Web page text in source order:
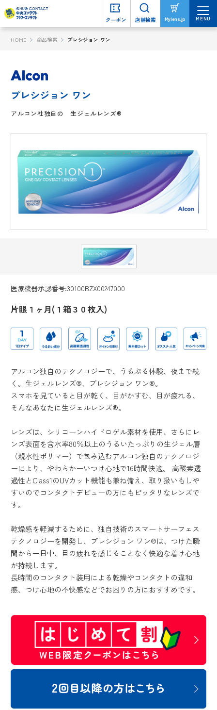
クーポン 店舗検索 Mylens.jp MENU
HOME 商品検索 プレシジョン ワン
プレシジョン ワン
アルコン社独自の 生ジェルレンズ®
医療機器承認番号:30100BZX00247000
片眼１ヶ月(１箱３０枚入)
アルコン独自のテクノロジーで、うるぷる体験、夜まで続
く。生ジェルレンズ®、プレシジョン ワン®。
スマホを見ていると目が乾く、目がかすむ、目が疲れる、
そんなあなたに生ジェルレンズ®。
レンズは、シリコーンハイドロゲル素材を使用、さらにレ
ンズ表面を含水率80％以上のうるいたっぷりの生ジェル層
（親水性ポリマー）で包み込むアルコン独自のテクノロジ
ーにより、やわらかーいつけ心地で16時間快適。 高酸素透
過性とClass1のUVカット機能も兼ね備え、取り扱いもしや
すいのでコンタクトデビューの方にもピッタリなレンズで
す。
乾燥感を軽減するために、独自技術のスマートサーフェス
テクノロジーを開発し、プレシジョン ワン®は、つけた瞬
間から一日中、目の疲れを感じることなく快適な着け心地
が持続します。
長時間のコンタクト装用による乾燥やコンタクトの違和
感、つけ心地の不快感などでお困りの方におすすめです。
クーポン 店舗検索 Mylens.jp MENU